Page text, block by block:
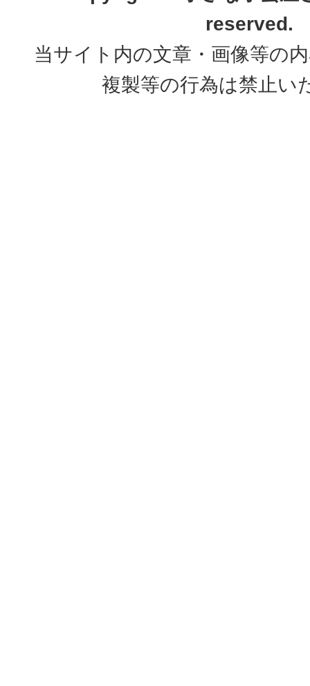
reserved.
当サイト内の文章・画像等の
複製等の行為は禁止い